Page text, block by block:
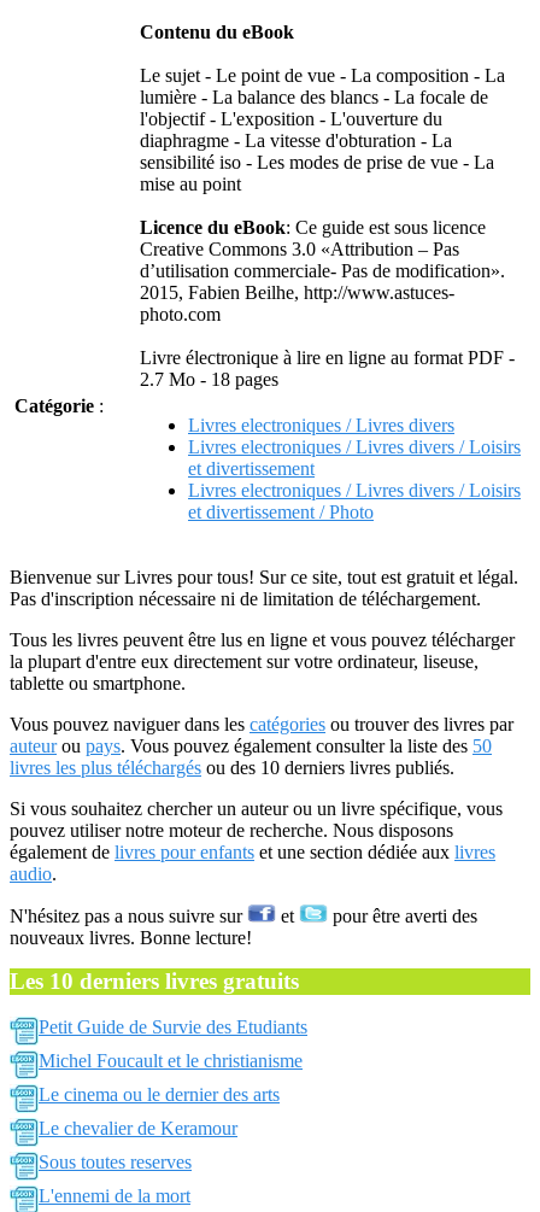
Contenu du eBook
Le sujet - Le point de vue - La composition - La
lumière - La balance des blancs - La focale de
l'objectif - L'exposition - L'ouverture du
diaphragme - La vitesse d'obturation - La
sensibilité iso - Les modes de prise de vue - La
mise au point
Licence du eBook: Ce guide est sous licence
Creative Commons 3.0 «Attribution – Pas
d’utilisation commerciale- Pas de modification».
2015, Fabien Beilhe, http://www.astuces-
photo.com
Livre électronique à lire en ligne au format PDF -
2.7 Mo - 18 pages
Catégorie :
Livres electroniques / Livres divers
Livres electroniques / Livres divers / Loisirs
et divertissement
Livres electroniques / Livres divers / Loisirs
et divertissement / Photo
Bienvenue sur Livres pour tous! Sur ce site, tout est gratuit et légal.
Pas d'inscription nécessaire ni de limitation de téléchargement.
Tous les livres peuvent être lus en ligne et vous pouvez télécharger
la plupart d'entre eux directement sur votre ordinateur, liseuse,
tablette ou smartphone.
Vous pouvez naviguer dans les catégories ou trouver des livres par
auteurou pays. Vous pouvez également consulter la liste des 50
livres les plus téléchargés ou des 10 derniers livres publiés.
Si vous souhaitez chercher un auteur ou un livre spécifique, vous
pouvez utiliser notre moteur de recherche. Nous disposons
également de livres pour enfants et une section dédiée aux livres
audio.
N'hésitez pas a nous suivre sur et
pour être averti des
nouveaux livres. Bonne lecture!
Les 10 derniers livres gratuits
Petit Guide de Survie des Etudiants
Michel Foucault et le christianisme
Le cinema ou le dernier des arts
Le chevalier de Keramour
Sous toutes reserves
L'ennemi de la mort